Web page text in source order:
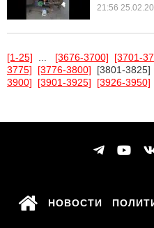
21:56
[1-25] [3676-3700] [3701-
3775]
[3776-3800] [3801-3825]
3900]
[3901-3925] [3926-3950]
НОВОСТИ